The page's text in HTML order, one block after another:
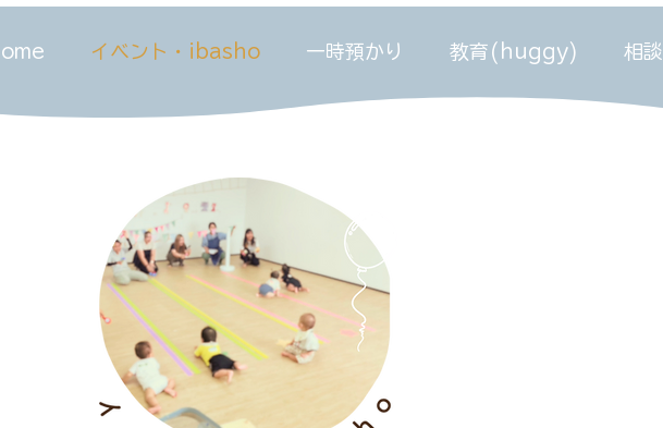
イベント・ibasho 一時預かり 教育(huggy) 相談